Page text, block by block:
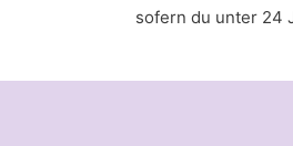
sofern du unter 24